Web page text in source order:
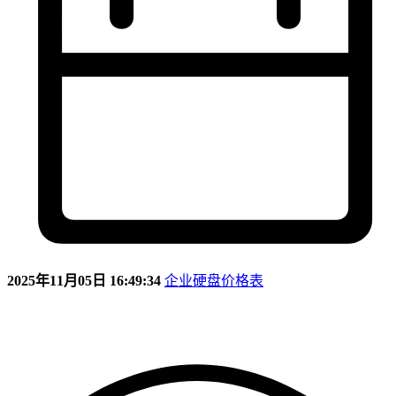
2025年11月05日 16:49:34 企业硬盘价格表